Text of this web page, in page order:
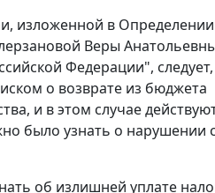
изложенной в
Веры
Федерации", следует,
о возврате из бюджета
и в этом случае
было узнать о нарушении
об излишней уплате